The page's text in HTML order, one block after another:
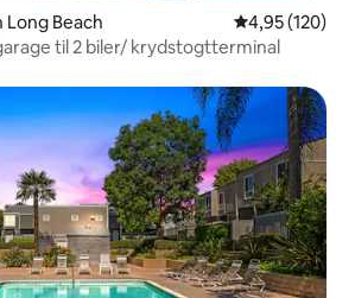
Long Beach 4,95 ud af 5 i
4,95 (120)
til 2 biler/ krydstogtterminal